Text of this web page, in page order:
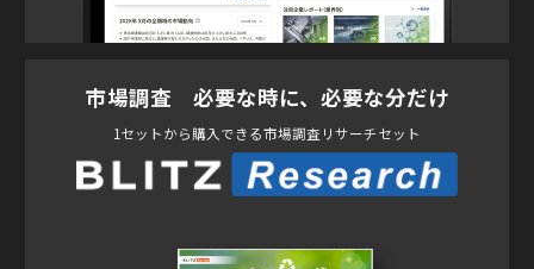
市場調査 必要な時に、必要な分だけ
1セットから購入できる市場調査リサーチセット